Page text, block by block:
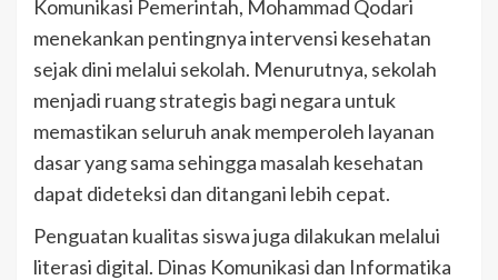
Komunikasi Pemerintah, Mohammad Qodari
menekankan pentingnya intervensi kesehatan
sejak dini melalui sekolah. Menurutnya, sekolah
menjadi ruang strategis bagi negara untuk
memastikan seluruh anak memperoleh layanan
dasar yang sama sehingga masalah kesehatan
dapat dideteksi dan ditangani lebih cepat.
Penguatan kualitas siswa juga dilakukan melalui
literasi digital. Dinas Komunikasi dan Informatika